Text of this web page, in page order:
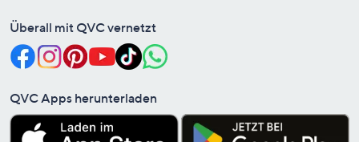
Überall mit QVC vernetzt
QVC Apps herunterladen